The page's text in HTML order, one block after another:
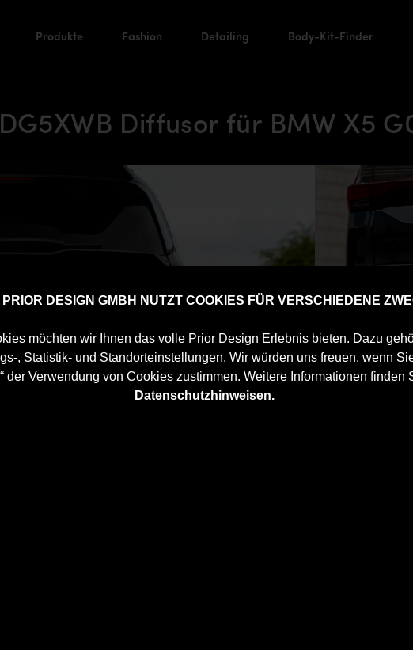
PRIOR DESIGN GMBH NUTZT COOKIES FÜR VERSCHIEDENE
möchten wir Ihnen das volle Prior Design Erlebnis bieten. Dazu
, Statistik- und Standorteinstellungen. Wir würden uns freuen, wenn
der Verwendung von Cookies zustimmen. Weitere Informationen finden
Datenschutzhinweisen.
Produkte Fashion Detailing Body-Kit-Finder
Diffusor für BMW X5
mehr Dynamik und akzentuiert die sportliche Linie des